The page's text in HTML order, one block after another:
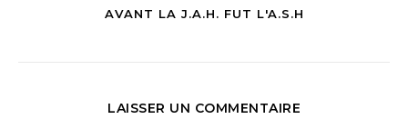
AVANT LA J.A.H. FUT L'A.S.H
LAISSER UN COMMENTAIRE